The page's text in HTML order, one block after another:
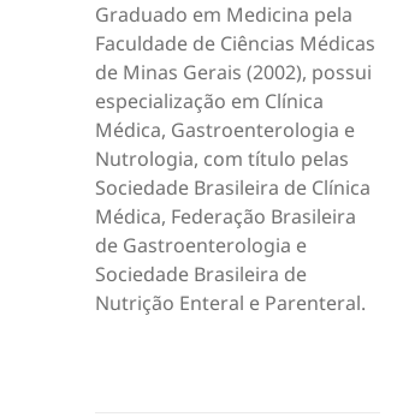
Graduado em Medicina pela
Faculdade de Ciências Médicas
de Minas Gerais (2002), possui
especialização em Clínica
Médica, Gastroenterologia e
Nutrologia, com título pelas
Sociedade Brasileira de Clínica
Médica, Federação Brasileira
de Gastroenterologia e
Sociedade Brasileira de
Nutrição Enteral e Parenteral.